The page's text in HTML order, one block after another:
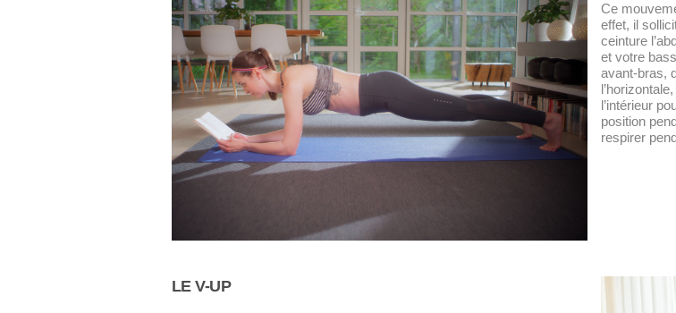
Ce
effet, il
ceinture
et votre
avant-bras,
l’intérieur
position
respirer
LE V-UP